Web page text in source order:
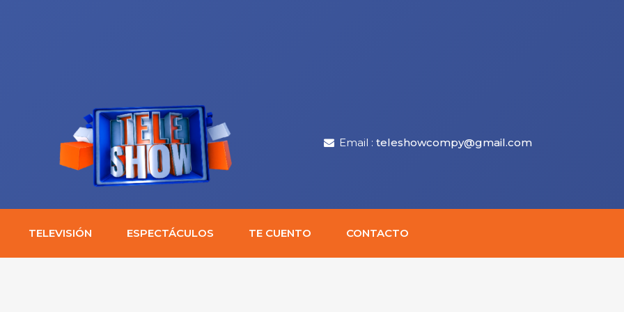
Email : teleshowcompy@gmail.com
TELEVISIÓN ESPECTÁCULOS TE CUENTO CONTACTO